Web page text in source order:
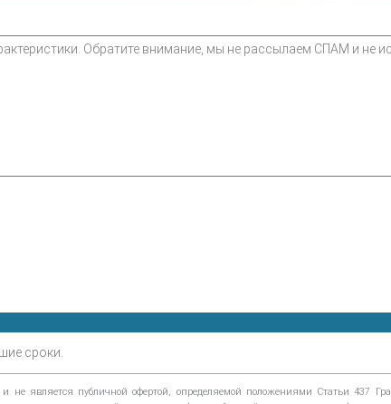
сроки.
является публичной офертой, определяемой положениями Статьи 437